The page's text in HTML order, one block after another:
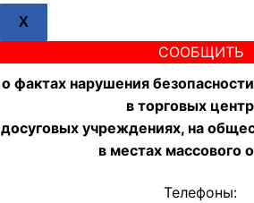
X
СООБЩИТЬ
о фактах нарушения
в торговых
досуговых учреждениях, на
в местах массового
Телефоны: